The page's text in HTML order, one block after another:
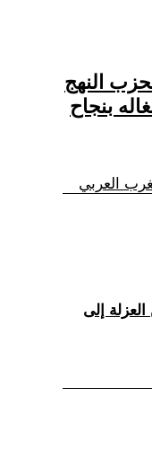
النهج
بنجاح
العربي
إلى